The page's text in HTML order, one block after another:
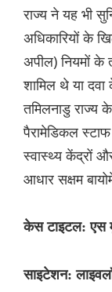
राज्य ने यह भी
अधिकारियों के
अपील) नियमों के
शामिल थे या
तमिलनाडु राज्य
पैरामेडिकल स्टाफ
स्वास्थ्य केंद्रों
आधार सक्षम
केस टाइटल: एस
साइटेशन: